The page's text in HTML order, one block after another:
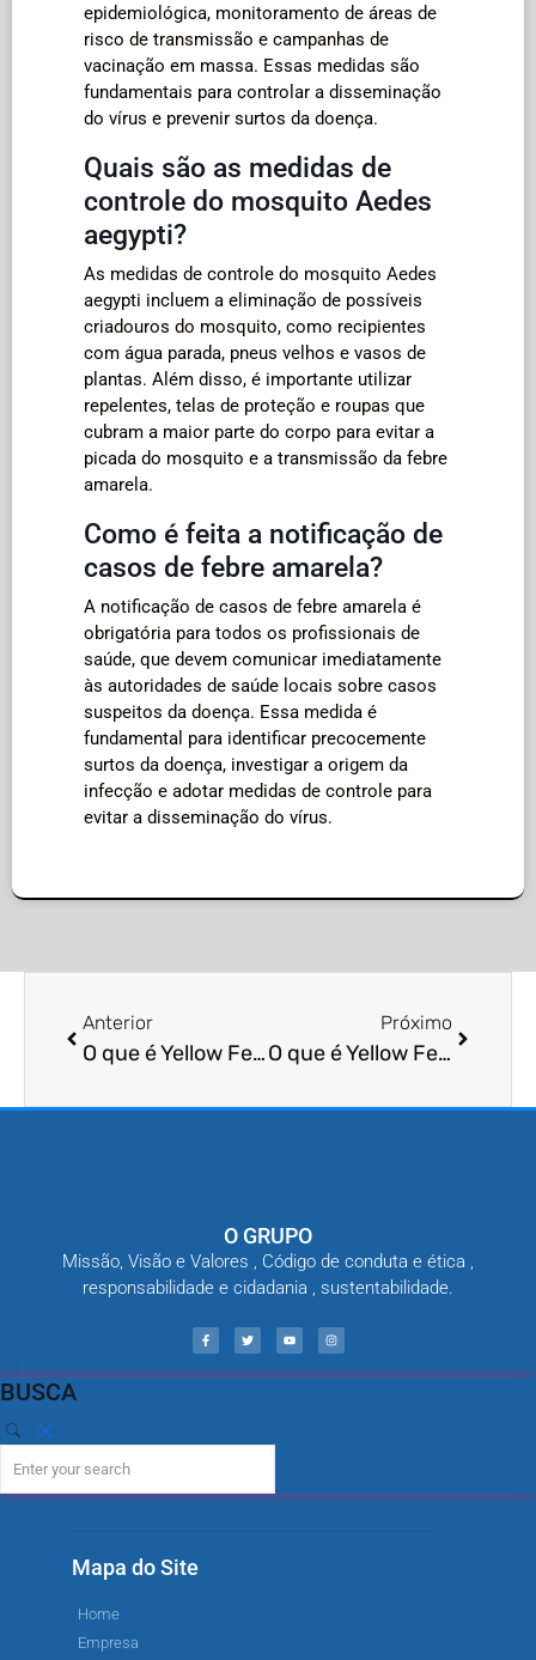
epidemiológica, monitoramento de áreas de
risco de transmissão e campanhas de
vacinação em massa. Essas medidas são
fundamentais para controlar a disseminação
do vírus e prevenir surtos da doença.
Quais são as medidas de
controle do mosquito Aedes
aegypti?
As medidas de controle do mosquito Aedes
aegypti incluem a eliminação de possíveis
criadouros do mosquito, como recipientes
com água parada, pneus velhos e vasos de
plantas. Além disso, é importante utilizar
repelentes, telas de proteção e roupas que
cubram a maior parte do corpo para evitar a
picada do mosquito e a transmissão da febre
amarela.
Como é feita a notificação de
casos de febre amarela?
A notificação de casos de febre amarela é
obrigatória para todos os profissionais de
saúde, que devem comunicar imediatamente
às autoridades de saúde locais sobre casos
suspeitos da doença. Essa medida é
fundamental para identificar precocemente
surtos da doença, investigar a origem da
infecção e adotar medidas de controle para
evitar a disseminação do vírus.
Anterior
O que é Yellow Fever mosquito sintomas?
Próximo
O que é Yellow Fever mosquito pesquisa?
O GRUPO
Missão, Visão e Valores , Código de conduta e ética ,
responsabilidade e cidadania , sustentabilidade.
BUSCA
Mapa do Site
Home
Empresa